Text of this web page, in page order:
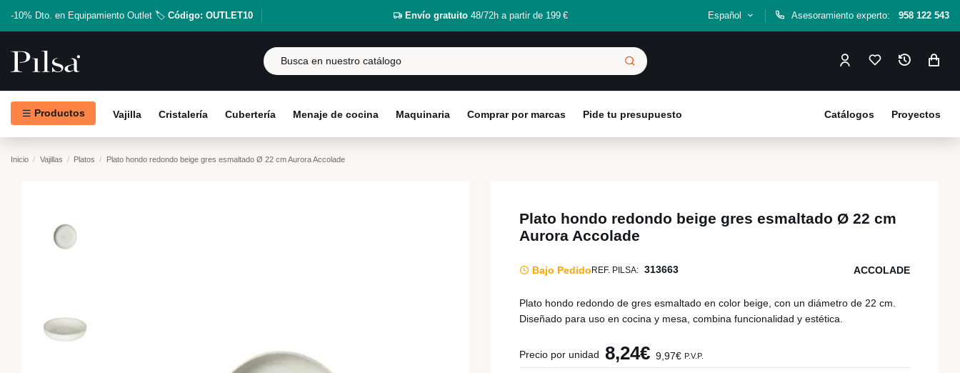
-10% Dto. en Equipamiento Outlet 🏷️ Código: OUTLET10 Envío gratuito48/72h a partir de 199 € Español Asesoramiento experto: 958 122 543
Productos Vajilla Cristalería Cubertería Menaje de cocina Maquinaria Comprar por marcas Pide tu presupuesto Proyectos
Catálogos
Inicio Vajillas Platos Plato hondo redondo beige gres esmaltado Ø 22 cm Aurora Accolade
Plato hondo redondo beige gres esmaltado Ø 22 cm
Aurora Accolade
Bajo Pedido REF. PILSA: 313663 ACCOLADE
Plato hondo redondo de gres esmaltado en color beige, con un diámetro de 22 cm.
Diseñado para uso en cocina y mesa, combina funcionalidad y estética.
Precio por unidad 8,24€ 9,97€ P.V.P.